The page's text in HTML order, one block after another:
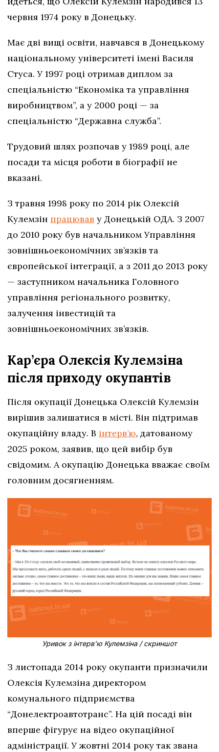
червня 1974 року в Донецьку.
Має дві вищі освіти, навчався в Донецькому
національному університеті імені Василя
Стуса. У 1997 році отримав диплом за
спеціальністю “Економіка та управління
виробництвом”, а у 2000 році — за
спеціальністю “Державна служба”.
Трудовий шлях розпочав у 1989 році, але
посади та місця роботи в біографії не
вказані.
З травня 1998 року по 2014 рік Олексій
Кулемзін працював у Донецькій ОДА. З 2007
до 2010 року був начальником Управління
зовнішньоекономічних зв’язків та
європейської інтеграції, а з 2011 до 2013 року
— заступником начальника Головного
управління регіонального розвитку,
залучення інвестицій та
зовнішньоекономічних зв’язків.
Кар’єра Олексія Кулемзіна
після приходу окупантів
Після окупації Донецька Олексій Кулемзін
вирішив залишатися в місті. Він підтримав
окупаційну владу. В інтерв’ю, датованому
2025 роком, заявив, що цей вибір був
свідомим. А окупацію Донецька вважає своїм
головним досягненням.
Уривок з інтерв’ю Кулемзіна / скриншот
З листопада 2014 року окупанти призначили
Олексія Кулемзіна директором
комунального підприємства
“Донелектроавтотранс”. На цій посаді він
вперше фігурує на відео окупаційної
адміністрації. У жовтні 2014 року так звана